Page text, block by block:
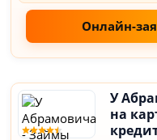
Онлайн-
У
на